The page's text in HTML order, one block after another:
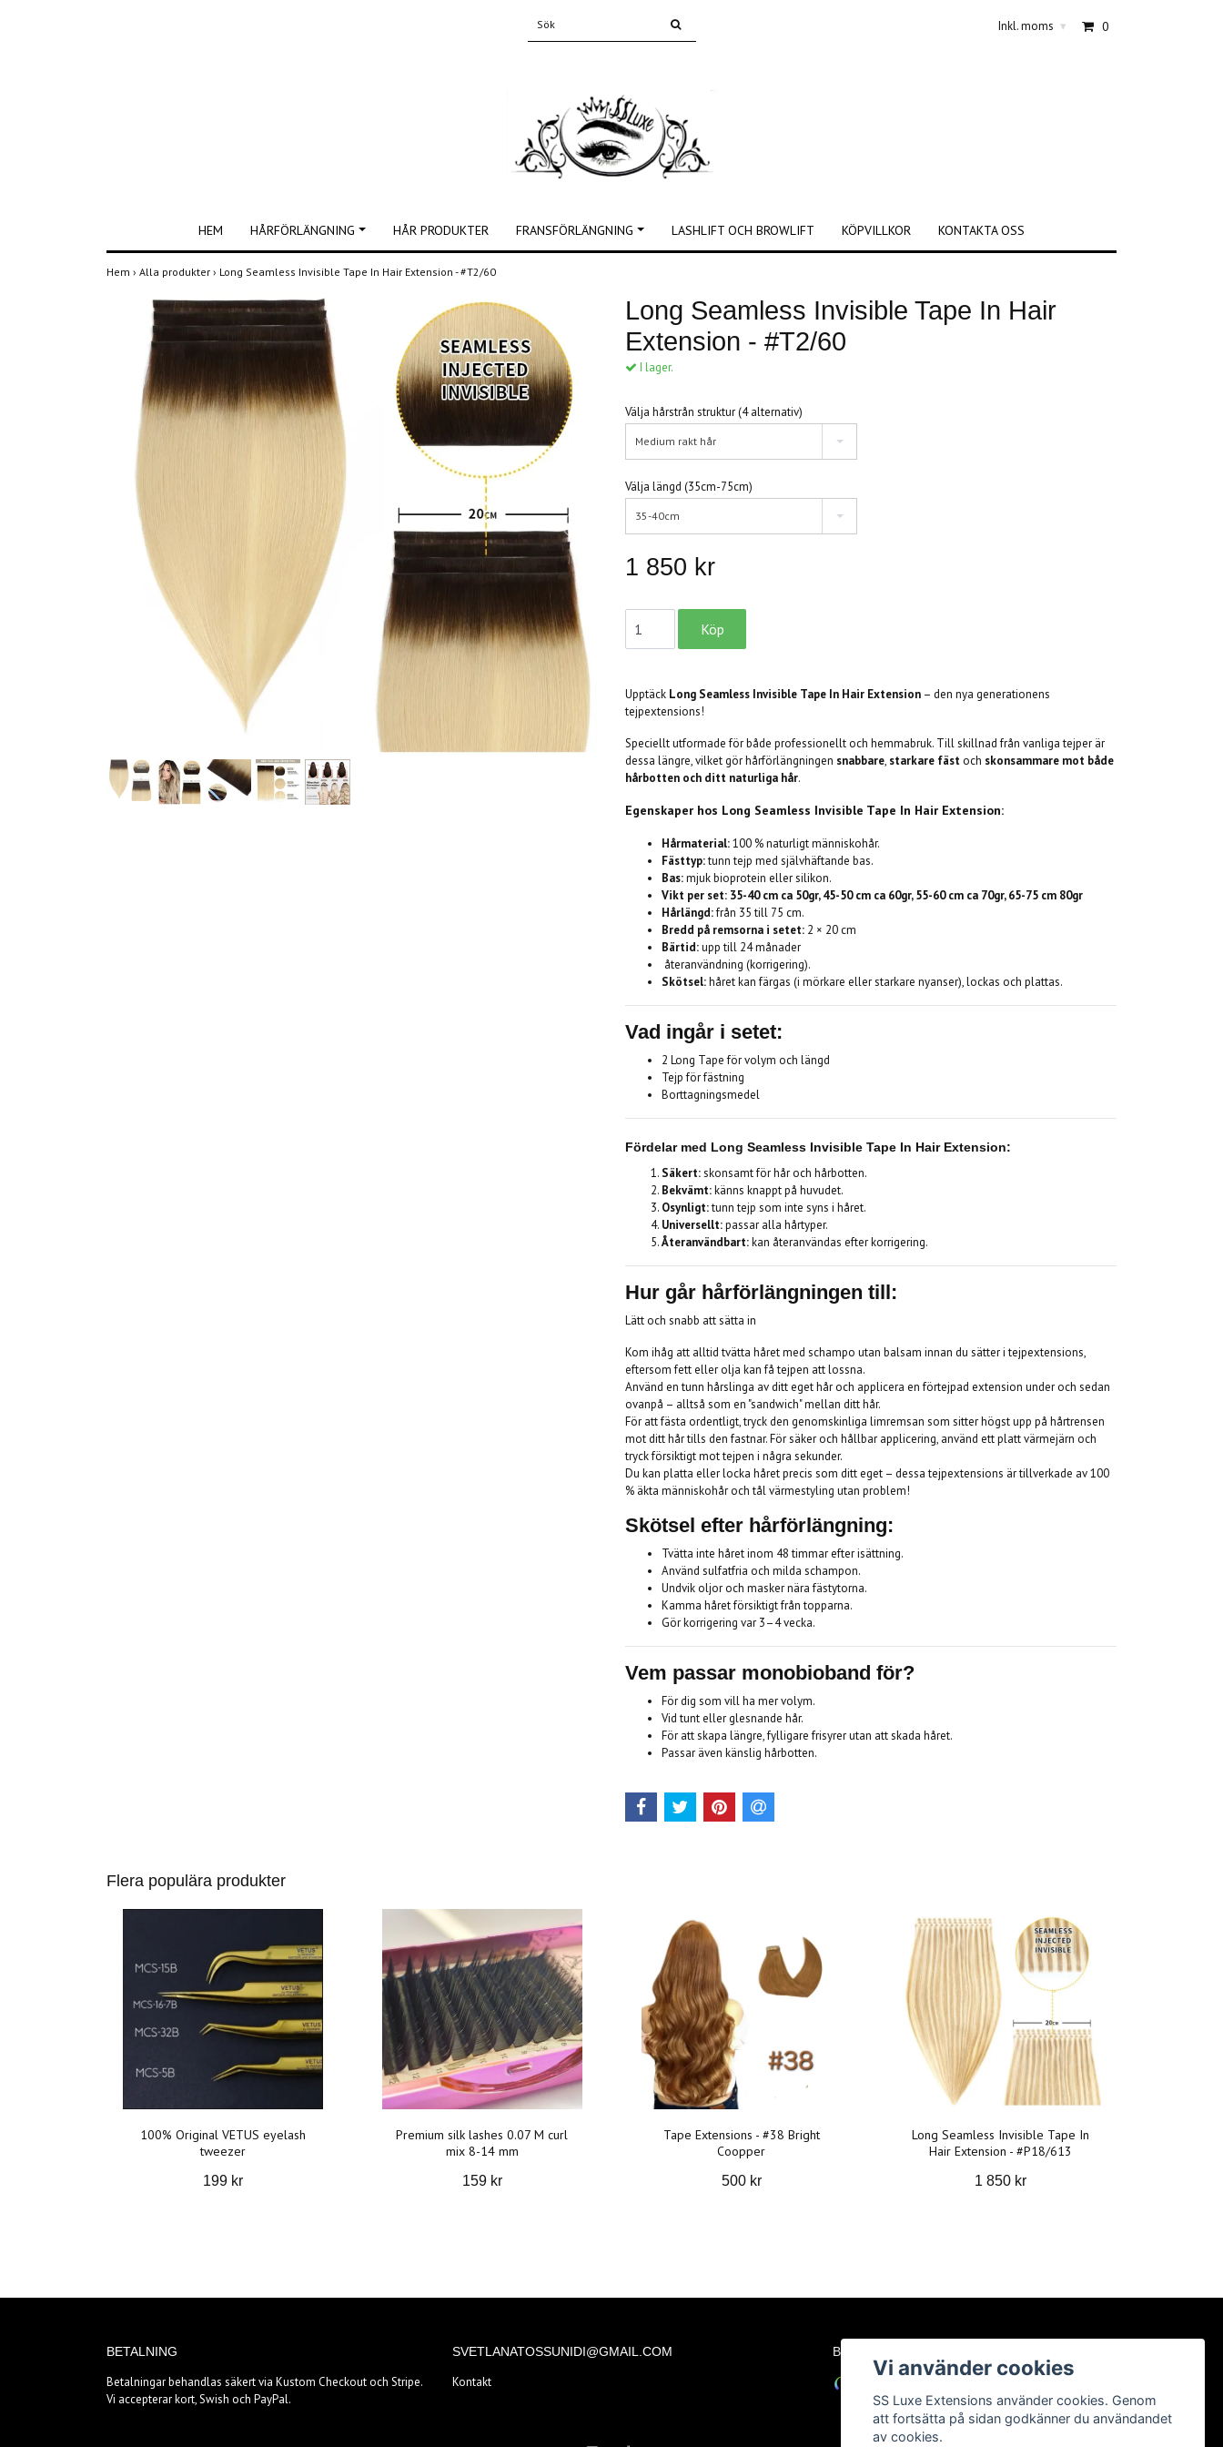
Inkl. moms ▾ 0
HEM HÅRFÖRLÄNGNING HÅR PRODUKTER FRANSFÖRLÄNGNING LASHLIFT OCH BROWLIFT KÖPVILLKOR KONTAKTA OSS
Hem › Alla produkter › Long Seamless Invisible Tape In Hair Extension - #T2/60
Long Seamless Invisible Tape In Hair
Extension - #T2/60
I lager.
Välja hårstrån struktur (4 alternativ)
Medium rakt hår
Välja längd (35cm-75cm)
35-40cm
1 850 kr
Upptäck Long Seamless Invisible Tape In Hair Extension – den nya generationens
tejpextensions!
Speciellt utformade för både professionellt och hemmabruk. Till skillnad från vanliga tejper är
dessa längre, vilket gör hårförlängningen snabbare, starkare fäst och skonsammare mot både
hårbotten och ditt naturliga hår.
Egenskaper hos Long Seamless Invisible Tape In Hair Extension:
Hårmaterial:100 % naturligt människohår.
Fästtyp:tunn tejp med självhäftande bas.
Bas:mjuk bioprotein eller silikon.
Vikt per set: 35-40 cm ca 50gr, 45-50 cm ca 60gr, 55-60 cm ca 70gr, 65-75 cm 80gr
Hårlängd:från 35 till 75 cm.
Bredd på remsorna i setet: 2 × 20 cm
Bärtid:upp till 24 månader
återanvändning (korrigering).
Skötsel:håret kan färgas (i mörkare eller starkare nyanser), lockas och plattas.
Vad ingår i setet:
2 Long Tape för volym och längd
Tejp för fästning
Borttagningsmedel
Fördelar med Long Seamless Invisible Tape In Hair Extension:
Säkert:skonsamt för hår och hårbotten.
Bekvämt:känns knappt på huvudet.
Osynligt:tunn tejp som inte syns i håret.
Universellt:passar alla hårtyper.
Återanvändbart:kan återanvändas efter korrigering.
Hur går hårförlängningen till:
Lätt och snabb att sätta in
Kom ihåg att alltid tvätta håret med schampo utan balsam innan du sätter i tejpextensions,
eftersom fett eller olja kan få tejpen att lossna.
Använd en tunn hårslinga av ditt eget hår och applicera en förtejpad extension under och sedan
ovanpå – alltså som en "sandwich" mellan ditt hår.
För att fästa ordentligt, tryck den genomskinliga limremsan som sitter högst upp på hårtrensen
mot ditt hår tills den fastnar. För säker och hållbar applicering, använd ett platt värmejärn och
tryck försiktigt mot tejpen i några sekunder.
Du kan platta eller locka håret precis som ditt eget – dessa tejpextensions är tillverkade av 100
% äkta människohår och tål värmestyling utan problem!
Skötsel efter hårförlängning:
Tvätta inte håret inom 48 timmar efter isättning.
Använd sulfatfria och milda schampon.
Undvik oljor och masker nära fästytorna.
Kamma håret försiktigt från topparna.
Gör korrigering var 3–4 vecka.
Vem passar monobioband för?
För dig som vill ha mer volym.
Vid tunt eller glesnande hår.
För att skapa längre, fylligare frisyrer utan att skada håret.
Passar även känslig hårbotten.
Flera populära produkter
100% Original VETUS eyelash
tweezer
199 kr
Premium silk lashes 0.07 M curl
mix 8-14 mm
159 kr
Tape Extensions - #38 Bright
Coopper
500 kr
Long Seamless Invisible Tape In
Hair Extension - #P18/613
1 850 kr
BETALNING
Betalningar behandlas säkert via Kustom Checkout och Stripe.
Vi accepterar kort, Swish och PayPal.
SVETLANATOSSUNIDI@GMAIL.COM
Kontakt
BETALSÄTT
Vi använder cookies
SS Luxe Extensions använder cookies. Genom
att fortsätta på sidan godkänner du användandet
av cookies.